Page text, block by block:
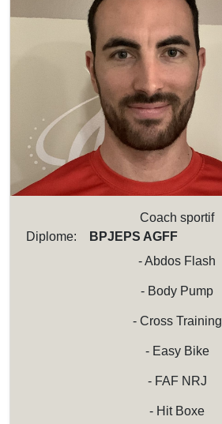
Coach sportif
Diplome:
BPJEPS AGFF
- Abdos Flash
- Body Pump
- Cross Training
- Easy Bike
- FAF NRJ
- Hit Boxe